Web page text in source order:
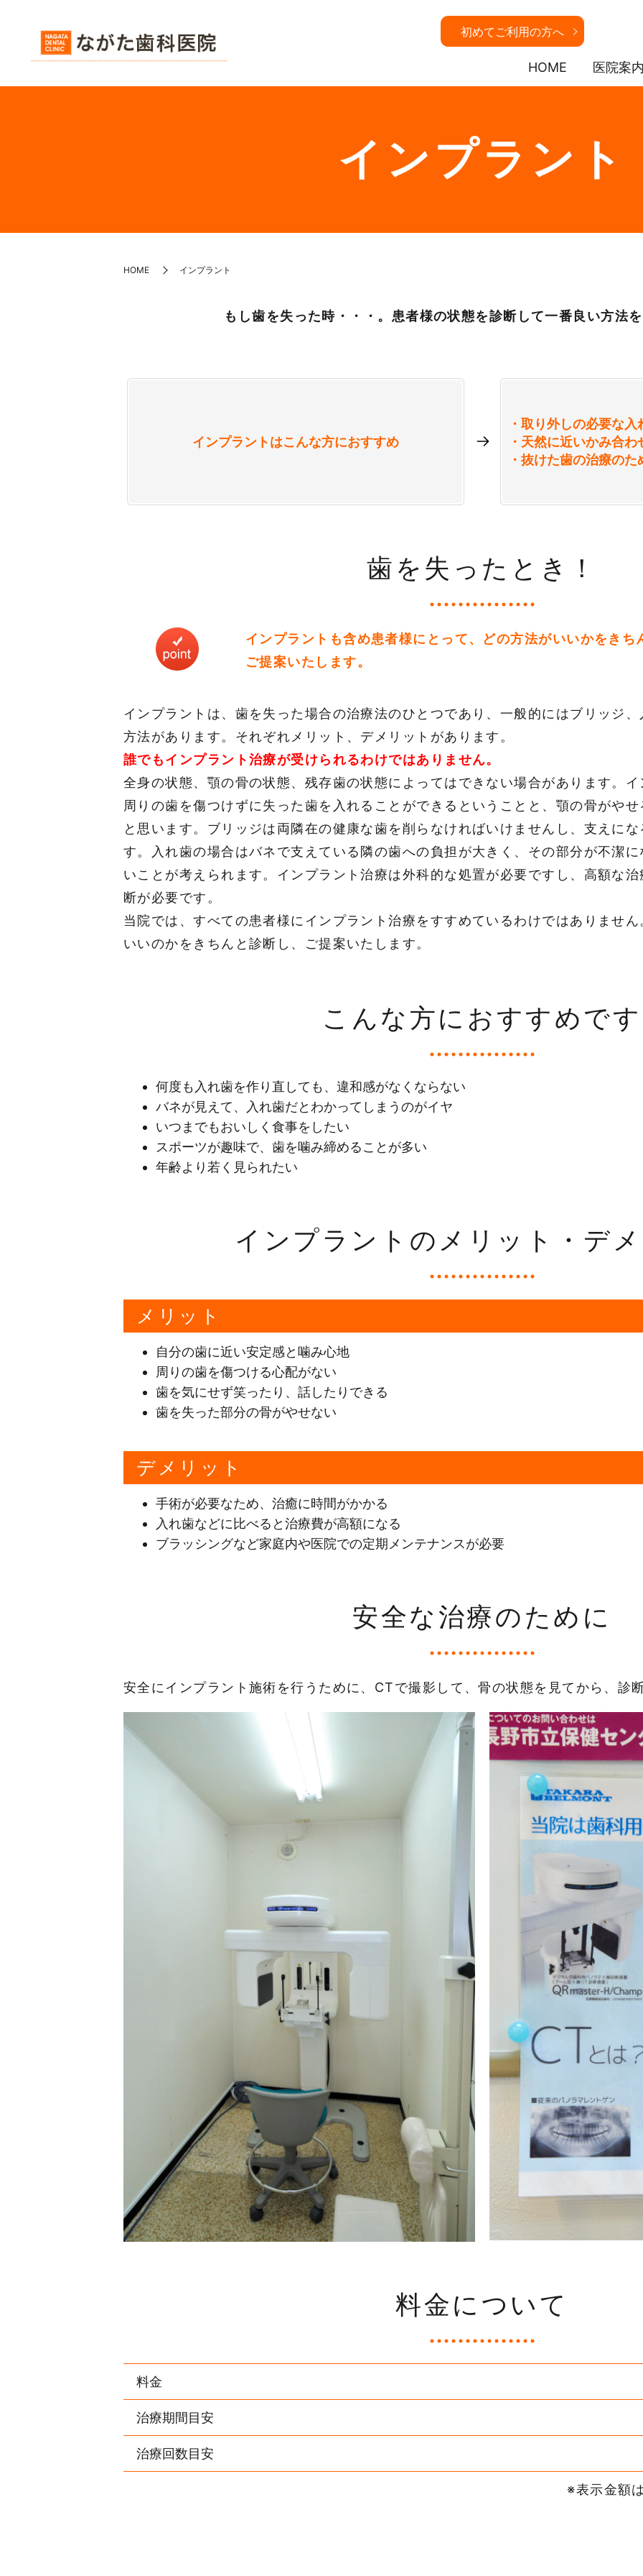
HOME 医院案
初めてご利用の方へ
インプラント
HOME インプラント
もし歯を失った時・・・。患者様の状態を診断して一番良い方法
インプラントはこんな方におすすめ
・取り外しの必要な入
・天然に近いかみ合
・抜けた歯の治療の
歯を失ったとき！
インプラントも含め患者様にとって、どの方法がいいかをきち
ご提案いたします。
インプラントは、歯を失った場合の治療法のひとつであり、一般的にはブリッジ
方法があります。それぞれメリット、デメリットがあります。
誰でもインプラント治療が受けられるわけではありません。
全身の状態、顎の骨の状態、残存歯の状態によってはできない場合があります。
周りの歯を傷つけずに失った歯を入れることができるということと、顎の骨がや
と思います。ブリッジは両隣在の健康な歯を削らなければいけませんし、支えに
す。入れ歯の場合はバネで支えている隣の歯への負担が大きく、その部分が不潔
いことが考えられます。インプラント治療は外科的な処置が必要ですし、高額な
断が必要です。
当院では、すべての患者様にインプラント治療をすすめているわけではありませ
いいのかをきちんと診断し、ご提案いたします。
こんな方におすすめです
何度も入れ歯を作り直しても、違和感がなくならない
バネが見えて、入れ歯だとわかってしまうのがイヤ
いつまでもおいしく食事をしたい
スポーツが趣味で、歯を噛み締めることが多い
年齢より若く見られたい
インプラントのメリット・デ
メリット
自分の歯に近い安定感と噛み心地
周りの歯を傷つける心配がない
歯を気にせず笑ったり、話したりできる
歯を失った部分の骨がやせない
デメリット
手術が必要なため、治癒に時間がかかる
入れ歯などに比べると治療費が高額になる
ブラッシングなど家庭内や医院での定期メンテナンスが必要
安全な治療のために
安全にインプラント施術を行うために、CTで撮影して、骨の状態を見てから、診
料金について
料金
治療期間目安
治療回数目安
※表示金額